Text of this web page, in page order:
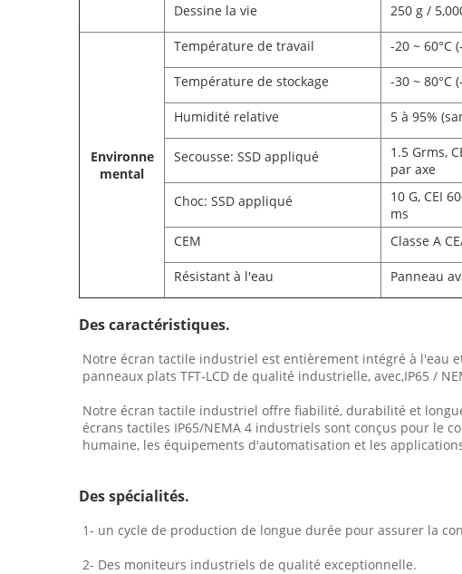
Dessine la vie 250 g /
Environne
mental
Température de travail -20 ~ 60°C
Température de stockage -30 ~ 80°C
Humidité relative 5 à 95%
Secousse: SSD appliqué
1.5 Grms,
par axe
Choc: SSD appliqué
10 G, CEI
ms
CEM
Classe A
Résistant à l'eau Panneau
Des caractéristiques.
Notre écran tactile industriel est entièrement intégré à l'eau
panneaux plats TFT-LCD de qualité industrielle, avec,IP65 /
Notre écran tactile industriel offre fiabilité, durabilité et
écrans tactiles IP65/NEMA 4 industriels sont conçus pour le
humaine, les équipements d'automatisation et les
Des spécialités.
1- un cycle de production de longue durée pour assurer la
2- Des moniteurs industriels de qualité exceptionnelle.